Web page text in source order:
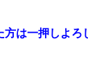
は一押しよろ